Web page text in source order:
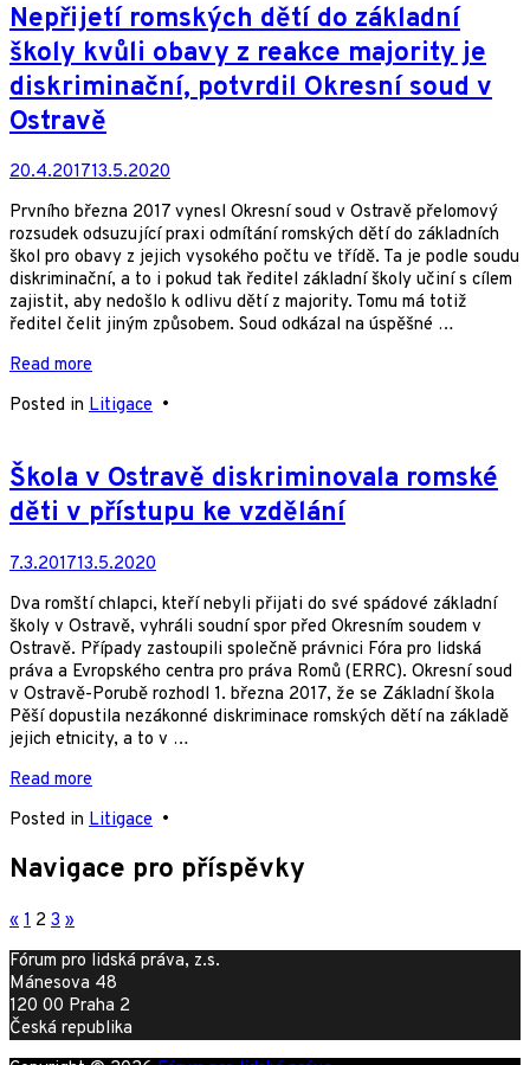
Nepřijetí romských dětí do základní
školy kvůli obavy z reakce majority je
diskriminační, potvrdil Okresní soud v
Ostravě
20.4.201713.5.2020
Prvního března 2017 vynesl Okresní soud v Ostravě přelomový
rozsudek odsuzující praxi odmítání romských dětí do základních
škol pro obavy z jejich vysokého počtu ve třídě. Ta je podle soudu
diskriminační, a to i pokud tak ředitel základní školy učiní s cílem
zajistit, aby nedošlo k odlivu dětí z majority. Tomu má totiž
ředitel čelit jiným způsobem. Soud odkázal na úspěšné …
Read more
Posted in Litigace •
Škola v Ostravě diskriminovala romské
děti v přístupu ke vzdělání
7.3.201713.5.2020
Dva romští chlapci, kteří nebyli přijati do své spádové základní
školy v Ostravě, vyhráli soudní spor před Okresním soudem v
Ostravě. Případy zastoupili společně právnici Fóra pro lidská
práva a Evropského centra pro práva Romů (ERRC). Okresní soud
v Ostravě-Porubě rozhodl 1. března 2017, že se Základní škola
Pěší dopustila nezákonné diskriminace romských dětí na základě
jejich etnicity, a to v …
Read more
Posted in Litigace •
Navigace pro příspěvky
« 1 2 3 »
Fórum pro lidská práva, z.s.
Mánesova 48
120 00 Praha 2
Česká republika